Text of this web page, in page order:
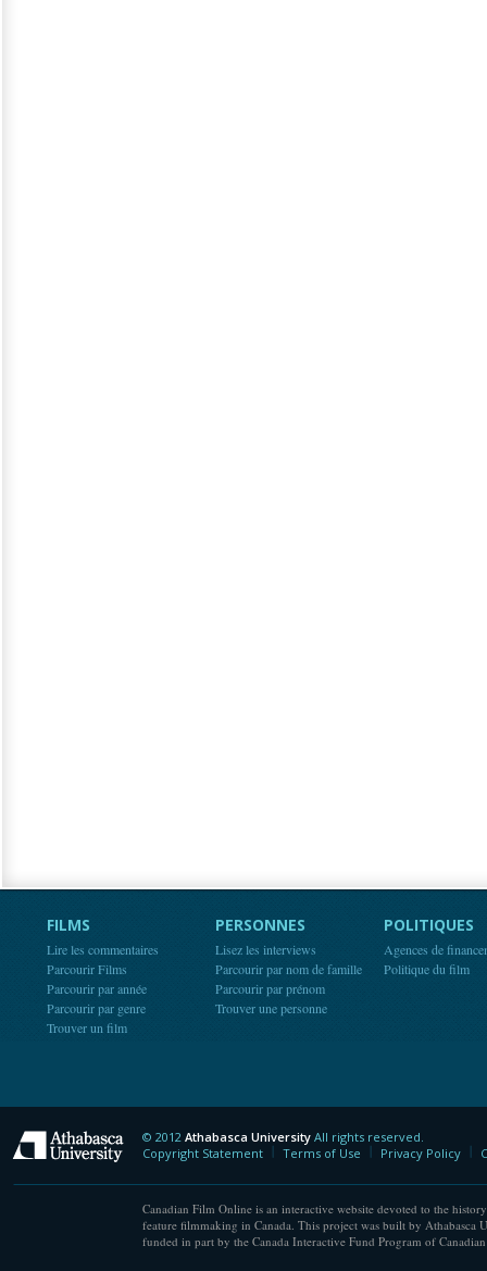
FILMS
Lire les commentaires
Parcourir Films
Parcourir par année
Parcourir par genre
Trouver un film
PERSONNES
Lisez les interviews
Parcourir par nom de famille
Parcourir par prénom
Trouver une personne
POLITIQUES
Agences de
Politique du film
Athabasca University
© 2012 Athabasca University All rights reserved.
Copyright Statement
Terms of Use Privacy Policy
Canadian Film Online is an interactive website devoted to the
feature filmmaking in Canada. This project was built by Athabasca
funded in part by the Canada Interactive Fund Program of